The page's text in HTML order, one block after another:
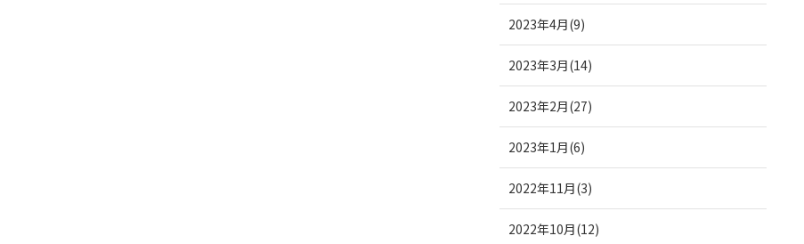
2023年4月(9)
2023年3月(14)
2023年2月(27)
2023年1月(6)
2022年11月(3)
2022年10月(12)